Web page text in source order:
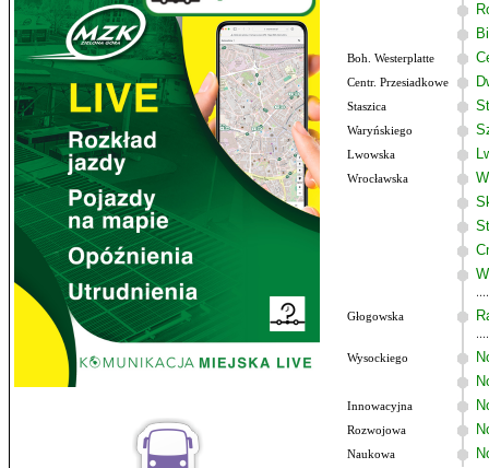
Boh. Westerplatte
Centr. Przesiadkowe
Staszica
Waryńskiego
Lwowska
Wrocławska
Głogowska
Wysockiego
Innowacyjna
Rozwojowa
Naukowa